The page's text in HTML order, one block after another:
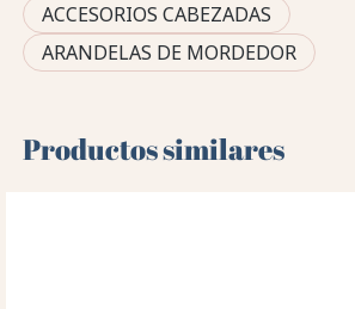
ACCESORIOS CABEZADAS
ARANDELAS DE MORDEDOR
Productos similares